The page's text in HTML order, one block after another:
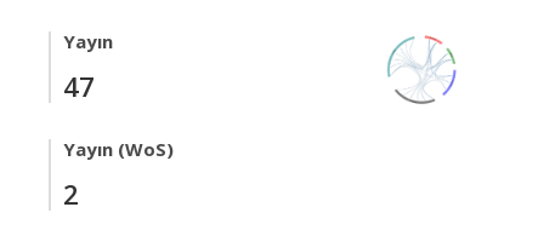
Yayın
47
Yayın (WoS)
2